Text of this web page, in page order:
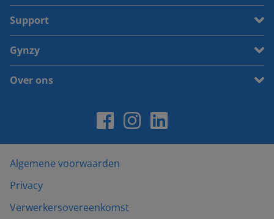
Support
Gynzy
Over ons
Algemene voorwaarden
Privacy
Verwerkersovereenkomst